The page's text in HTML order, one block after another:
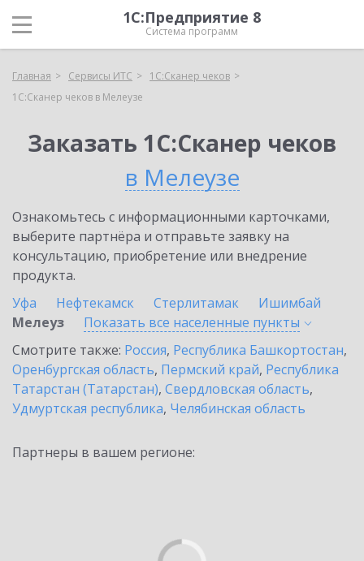
1С:Предприятие 8
Система программ
Главная Сервисы ИТС
1С:Сканер чеков
1С:Сканер чеков в Мелеузе
Заказать 1С:Сканер чеков
в Мелеузе
Ознакомьтесь с информационными карточками,
выберите партнёра и отправьте заявку на
консультацию, приобретение или внедрение
продукта.
Уфа
Нефтекамск Стерлитамак
Ишимбай
Мелеуз
Показать все населенные пункты
Смотрите также: Россия, Республика Башкортостан,
Оренбургская область, Пермский край, Республика
Татарстан (Татарстан), Свердловская область,
Удмуртская республика, Челябинская область
Партнеры в вашем регионе: